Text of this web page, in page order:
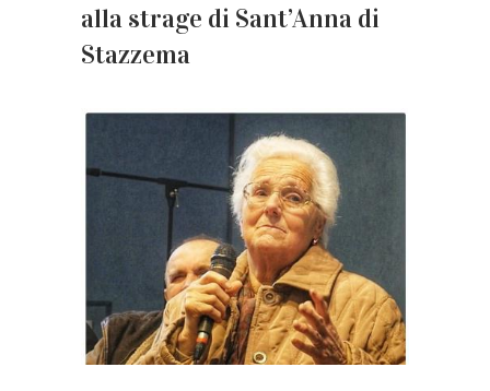
alla strage di Sant’Anna di
Stazzema